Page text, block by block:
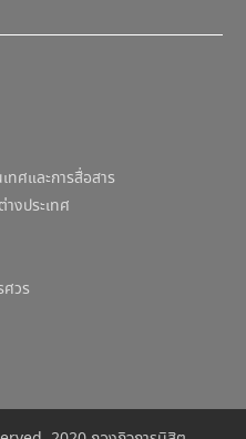
ทศและการสื่อสาร
งประเทศ
ศวร